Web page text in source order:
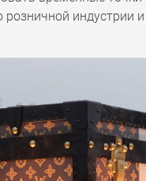
индустрии и